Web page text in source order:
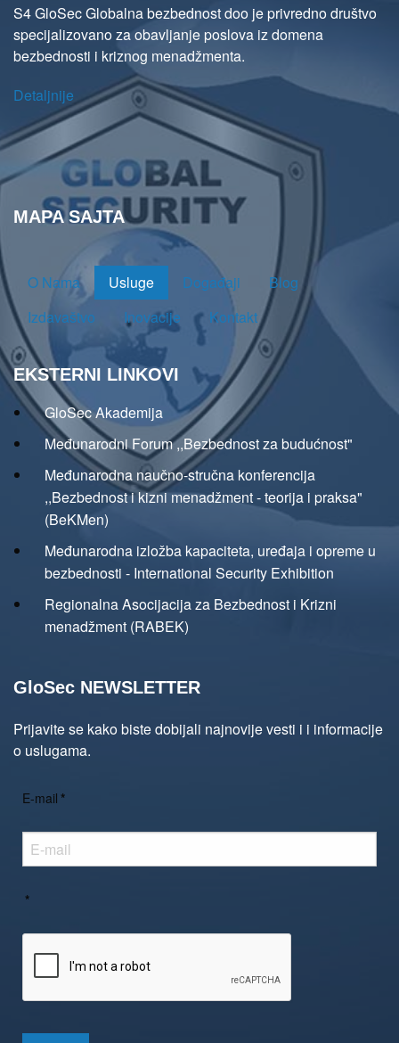
S4 GloSec Globalna bezbednost doo je privredno društvo
specijalizovano za obavljanje poslova iz domena
bezbednosti i kriznog menadžmenta.
Detaljnije
MAPA SAJTA
O Nama Usluge Događaji
Blog
Izdavaštvo
Inovacije Kontakt
EKSTERNI LINKOVI
GloSec Akademija
Međunarodni Forum ,,Bezbednost za budućnost"
Međunarodna naučno-stručna konferencija
,,Bezbednost i kizni menadžment - teorija i praksa"
(BeKMen)
Međunarodna izložba kapaciteta, uređaja i opreme u
bezbednosti - International Security Exhibition
Regionalna Asocijacija za Bezbednost i Krizni
menadžment (RABEK)
GloSec NEWSLETTER
Prijavite se kako biste dobijali najnovije vesti i i informacije
o uslugama.
E-mail *
*